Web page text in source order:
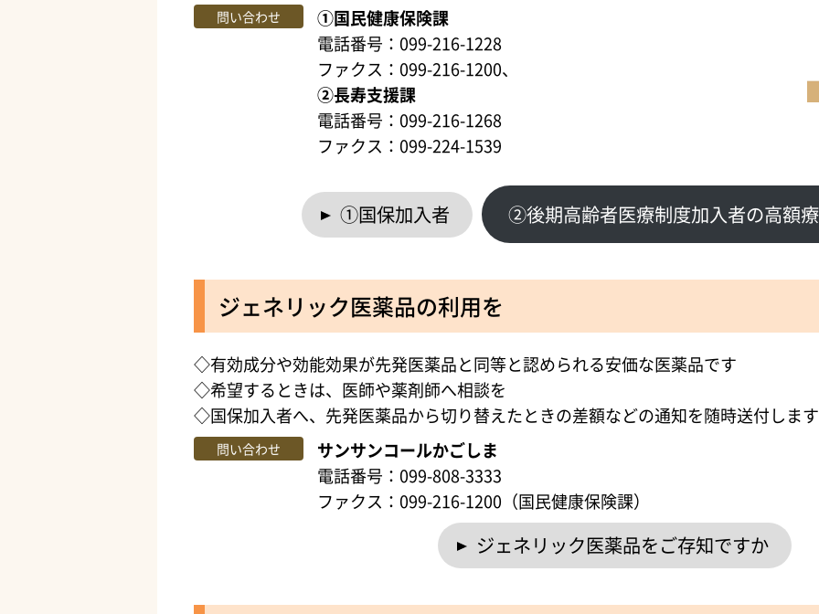
問い合わせ
①国民健康保険課
電話番号：099-216-1228
ファクス：099-216-1200、
②長寿支援課
電話番号：099-216-1268
ファクス：099-224-1539
①国保加入者 ②後期高齢者医療制度加入者の高額
ジェネリック医薬品の利用を
◇有効成分や効能効果が先発医薬品と同等と認められる安価な医薬品です
◇希望するときは、医師や薬剤師へ相談を
◇国保加入者へ、先発医薬品から切り替えたときの差額などの通知を随時送付します
問い合わせ
サンサンコールかごしま
電話番号：099-808-3333
ファクス：099-216-1200（国民健康保険課）
ジェネリック医薬品をご存知ですか